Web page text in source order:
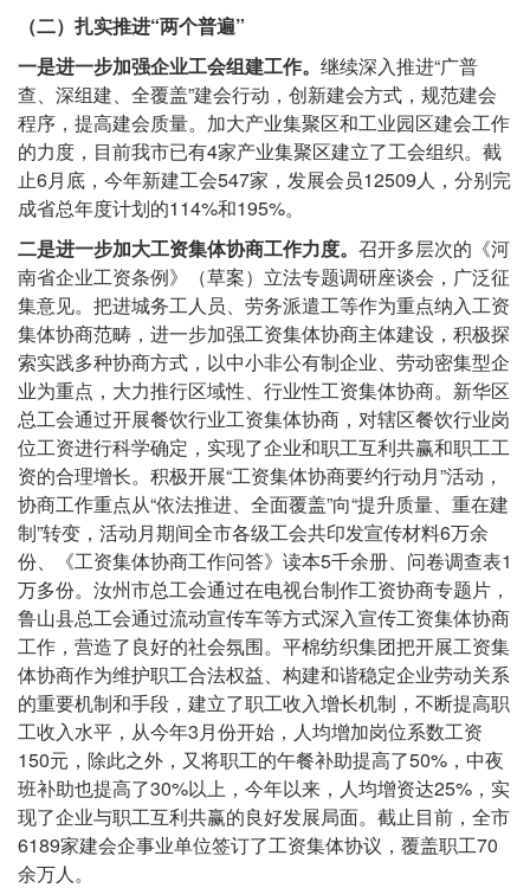
（二）扎实推进“两个普遍”
一是进一步加强企业工会组建工作。 继续深入推进“广普
查、深组建、全覆盖”建会行动，创新建会方式，规范建会
程序，提高建会质量。加大产业集聚区和工业园区建会工作
的力度，目前我市已有4家产业集聚区建立了工会组织。截
止6月底，今年新建工会547家，发展会员12509人，分别完
成省总年度计划的114%和195%。
二是进一步加大工资集体协商工作力度。 召开多层次的《河
南省企业工资条例》（草案）立法专题调研座谈会，广泛征
集意见。把进城务工人员、劳务派遣工等作为重点纳入工资
集体协商范畴，进一步加强工资集体协商主体建设，积极探
索实践多种协商方式，以中小非公有制企业、劳动密集型企
业为重点，大力推行区域性、行业性工资集体协商。新华区
总工会通过开展餐饮行业工资集体协商，对辖区餐饮行业岗
位工资进行科学确定，实现了企业和职工互利共赢和职工工
资的合理增长。积极开展“工资集体协商要约行动月”活动，
协商工作重点从“依法推进、全面覆盖”向“提升质量、重在建
制”转变，活动月期间全市各级工会共印发宣传材料6万余
份、《工资集体协商工作问答》读本5千余册、问卷调查表1
万多份。汝州市总工会通过在电视台制作工资协商专题片，
鲁山县总工会通过流动宣传车等方式深入宣传工资集体协商
工作，营造了良好的社会氛围。平棉纺织集团把开展工资集
体协商作为维护职工合法权益、构建和谐稳定企业劳动关系
的重要机制和手段，建立了职工收入增长机制，不断提高职
工收入水平，从今年3月份开始，人均增加岗位系数工资
150元，除此之外，又将职工的午餐补助提高了50%，中夜
班补助也提高了30%以上，今年以来，人均增资达25%，实
现了企业与职工互利共赢的良好发展局面。截止目前，全市
6189家建会企事业单位签订了工资集体协议，覆盖职工70
余万人。